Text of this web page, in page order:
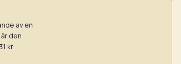
av en
den
kr.